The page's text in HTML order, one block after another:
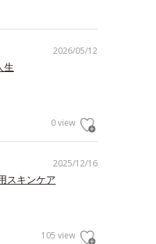
2026/05/12
生
0 view
2025/12/16
スキンケア
105 view